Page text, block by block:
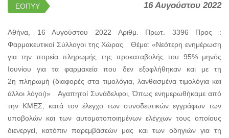
ΕΟΠΥΥ 16 Αυγούστου 2022
Αθήνα, 16 Αυγούστου 2022 Αριθμ. Πρωτ. 3396 Προς :
Φαρμακευτικοί Σύλλογοι της Χώρας Θέμα: «Νεότερη ενημέρωση
για την πορεία πληρωμής της προκαταβολής του 95% μηνός
Ιουνίου για τα φαρμακεία που δεν εξοφλήθηκαν και με τη
2η πληρωμή (διαφορές στα τιμολόγια, λανθασμένα τιμολόγια και
άλλοι λόγοι)» Αγαπητοί Συνάδελφοι, Όπως ενημερωθήκαμε από
την ΚΜΕΣ, κατά τον έλεγχο των συνοδευτικών εγγράφων των
υποβολών και των αυτοματοποιημένων ελέγχων τους οποίους
διενεργεί, κατόπιν παρεμβάσεών μας και των οδηγιών για τη